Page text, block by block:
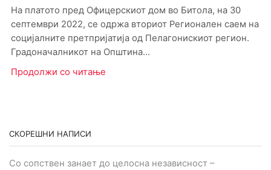
На платото пред Офицерскиот дом во Битола, на 30
септември 2022, се одржа вториот Регионален саем на
социјалните претпријатија од Пелагонискиот регион.
Градоначалникот на Општина...
Продолжи со читање
СКОРЕШНИ НАПИСИ
Со сопствен занает до целосна независност –